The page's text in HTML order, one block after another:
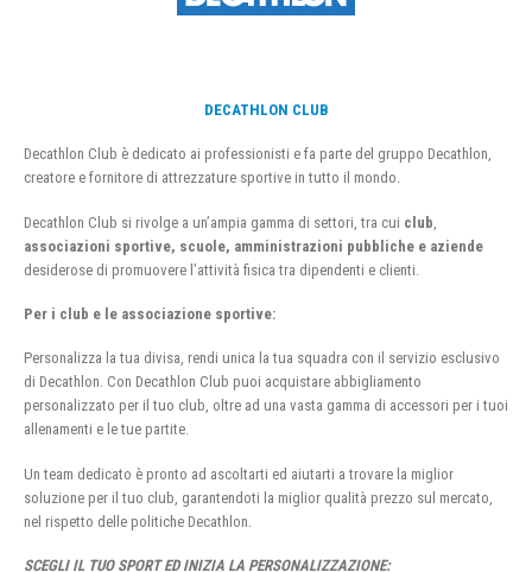
DECATHLON CLUB
Decathlon Club è dedicato ai professionisti e fa parte del gruppo Decathlon,
creatore e fornitore di attrezzature sportive in tutto il mondo.
Decathlon Club si rivolge a un’ampia gamma di settori, tra cui club
associazioni sportive, scuole, amministrazioni pubbliche e aziende
desiderose di promuovere l’attività fisica tra dipendenti e clienti.
Per i club e le associazione sportive:
Personalizza la tua divisa, rendi unica la tua squadra con il servizio esclusivo
di Decathlon. Con Decathlon Club puoi acquistare abbigliamento
personalizzato per il tuo club, oltre ad una vasta gamma di accessori per i tuoi
allenamenti e le tue partite.
Un team dedicato è pronto ad ascoltarti ed aiutarti a trovare la miglior
soluzione per il tuo club, garantendoti la miglior qualità prezzo sul mercato,
nel rispetto delle politiche Decathlon.
SCEGLI IL TUO SPORT ED INIZIA LA PERSONALIZZAZIONE: